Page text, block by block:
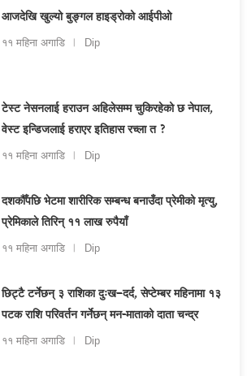
आजदेखि खुल्यो बुङ्गल हाइड्रोको आईपीओ
११ महिना अगाडि Dip
टेस्ट नेसनलाई हराउन अहिलेसम्म चुकिरहेको छ नेपाल,
वेस्ट इन्डिजलाई हराएर इतिहास रच्ला त ?
११ महिना अगाडि Dip
दशकौँपछि भेटमा शारीरिक सम्बन्ध बनाउँदा प्रेमीको मृत्यु,
प्रेमिकाले तिरिन् ११ लाख रुपैयाँ
११ महिना अगाडि Dip
छिट्टै टर्नेछन् ३ राशिका दुःख–दर्द, सेप्टेम्बर महिनामा १३
पटक राशि परिवर्तन गर्नेछन् मन-माताको दाता चन्द्र
११ महिना अगाडि Dip